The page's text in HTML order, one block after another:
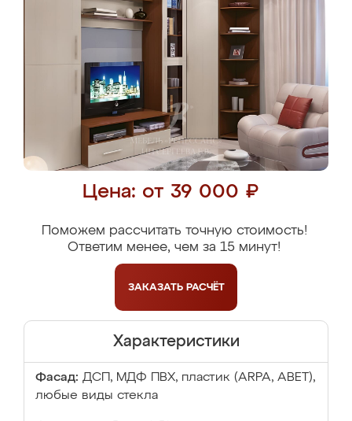
Цена: от 39 000 ₽
Поможем рассчитать точную стоимость!
Ответим менее, чем за 15 минут!
ЗАКАЗАТЬ РАСЧЁТ
Характеристики
Фасад: ДСП, МДФ ПВХ, пластик (ARPA, ABET),
любые виды стекла